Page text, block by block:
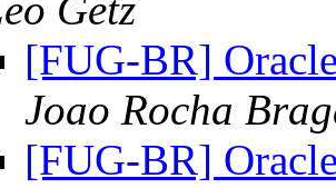
Getz
[FUG-BR]
Joao Rocha
[FUG-BR]